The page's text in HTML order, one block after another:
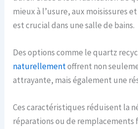
mieux à l’usure, aux moisissures
est crucial dans une salle de bains.
Des options comme le quartz
naturellementoffrent non
attrayante, mais également une
Ces caractéristiques réduisent la
réparations ou de remplacements